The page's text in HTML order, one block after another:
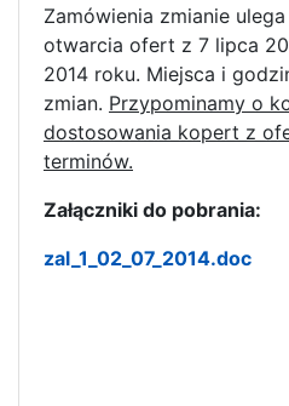
Zamówienia zmianie
otwarcia ofert z 7 lipca
2014 roku. Miejsca i
zmian. Przypominamy o
dostosowania kopert z
terminów.
Załączniki do pobrania:
zal_1_02_07_2014.doc